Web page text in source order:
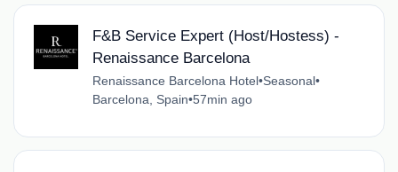
F&B Service Expert (Host/Hostess) -
Renaissance Barcelona
Renaissance Barcelona Hotel•Seasonal•
Barcelona, Spain•57min ago